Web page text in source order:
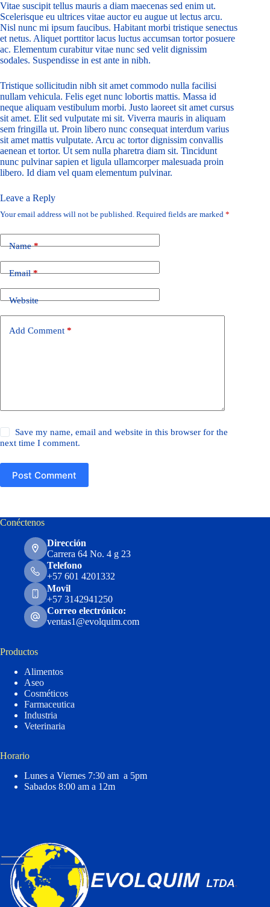
Vitae suscipit tellus mauris a diam maecenas sed enim ut.
Scelerisque eu ultrices vitae auctor eu augue ut lectus arcu.
Nisl nunc mi ipsum faucibus. Habitant morbi tristique senectus
et netus. Aliquet porttitor lacus luctus accumsan tortor posuere
ac. Elementum curabitur vitae nunc sed velit dignissim
sodales. Suspendisse in est ante in nibh.
Tristique sollicitudin nibh sit amet commodo nulla facilisi
nullam vehicula. Felis eget nunc lobortis mattis. Massa id
neque aliquam vestibulum morbi. Justo laoreet sit amet cursus
sit amet. Elit sed vulputate mi sit. Viverra mauris in aliquam
sem fringilla ut. Proin libero nunc consequat interdum varius
sit amet mattis vulputate. Arcu ac tortor dignissim convallis
aenean et tortor. Ut sem nulla pharetra diam sit. Tincidunt
nunc pulvinar sapien et ligula ullamcorper malesuada proin
libero. Id diam vel quam elementum pulvinar.
Leave a Reply
Your email address will not be published. Required fields are marked *
Name*
Email*
Website
Add Comment *
Save my name, email and website in this browser for the
next time I comment.
Post Comment
Conéctenos
Dirección
Carrera 64 No. 4 g 23
Telefono
+57 601 4201332
Movil
+57 3142941250
Correo electrónico:
ventas1@evolquim.com
Productos
Alimentos
Aseo
Cosméticos
Farmaceutica
Industria
Veterinaria
Horario
Lunes a Viernes 7:30 am a 5pm
Sabados 8:00 am a 12m